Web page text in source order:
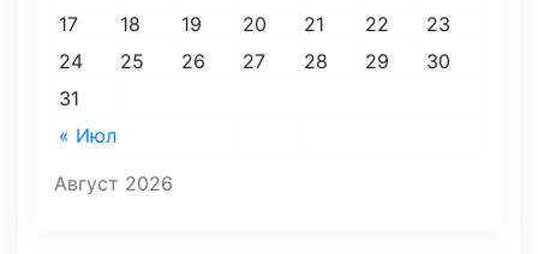
Август 2026
« Июл
17
18 19 20 21 22
23
24
25 26 27 28 29
30
31